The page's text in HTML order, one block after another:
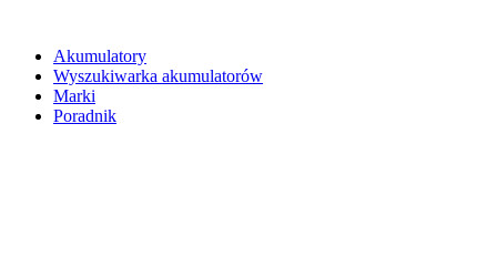
Akumulatory
Wyszukiwarka akumulatorów
Marki
Poradnik